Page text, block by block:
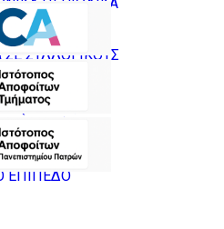
Δ.Ε.Π ,
ΣΕ
ΣΥΝΕΔΡΙΑ
ΣΕ ΣΥΛΛΟΓΙΚΟΥΣ
(ΒΙΒΛΙΑ ,
ΤΟΜΟΙ)
ΕΠΙΠΕΔΟ